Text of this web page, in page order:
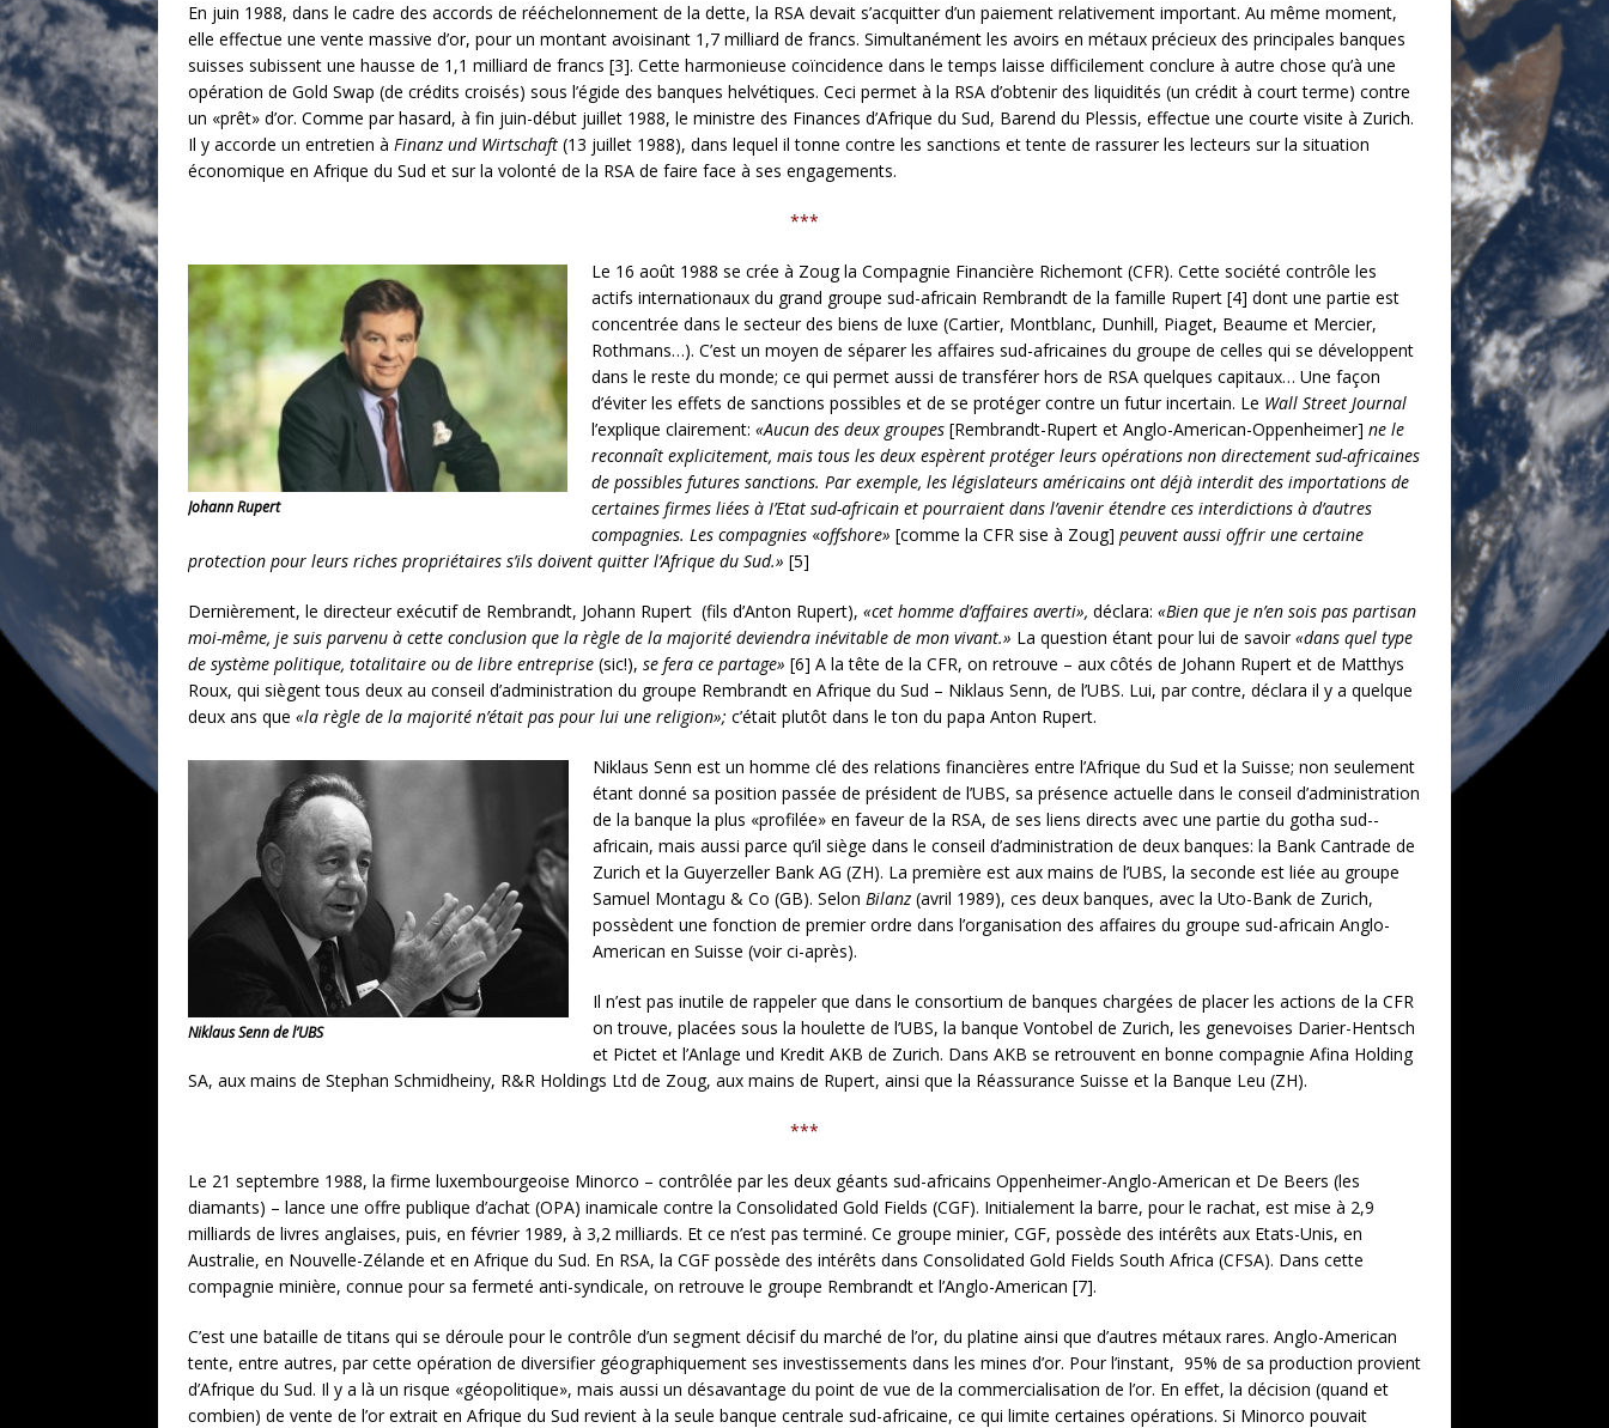
En juin 1988, dans le cadre des accords de rééchelonnement de la dette, la RSA devait s’acquitter d’un paiement relativement important. Au même moment,
elle effectue une vente massive d’or, pour un montant avoisinant 1,7 milliard de francs. Simultanément les avoirs en métaux précieux des principales banques
suisses subissent une hausse de 1,1 milliard de francs [3]. Cette harmonieuse coïncidence dans le temps laisse difficilement conclure à autre chose qu’à une
opération de Gold Swap (de crédits croisés) sous l’égide des banques helvétiques. Ceci permet à la RSA d’obtenir des liquidités (un crédit à court terme) contre
un «prêt» d’or. Comme par hasard, à fin juin-début juillet 1988, le ministre des Finances d’Afrique du Sud, Barend du Plessis, effectue une courte visite à Zurich.
Il y accorde un entretien à Finanz und Wirtschaft (13 juillet 1988), dans lequel il tonne contre les sanctions et tente de rassu­rer les lecteurs sur la situation
écono­mique en Afrique du Sud et sur la volonté de la RSA de faire face à ses engagements.
***
Johann Rupert
Le 16 août 1988 se crée à Zoug la Compagnie Financière Riche­mont (CFR). Cette société contrôle les
actifs internationaux du grand groupe sud-africain Rembrandt de la famille Rupert [4] dont une partie est
concentrée dans le secteur des biens de luxe (Cartier, Montblanc, Dunhill, Piaget, Beaume et Mercier,
Roth­mans…). C’est un moyen de séparer les affaires sud-africaines du groupe de celles qui se développent
dans le reste du monde; ce qui permet aussi de transférer hors de RSA quelques capitaux… Une façon
d’éviter les effets de sanctions possibles et de se protéger contre un futur incertain. Le Wall Street Journal
l’explique claire­ment: «Aucun des deux groupes [Rembrandt-Rupert et Anglo-Ameri­can-Oppenheimer] ne le
reconnaît explicitement, mais tous les deux espèrent protéger leurs opérations non directement sud-africaines
de possibles futures sanctions. Par exemple, les législateurs américains ont déjà interdit des importations de
certaines firmes liées à I’Etat sud-­africain et pourraient dans l’avenir étendre ces interdictions à d’autres
compagnies. Les compagnies «off­shore» [comme la CFR sise à Zoug] peuvent aussi offrir une certaine
protection pour leurs riches proprié­taires s’ils doivent quitter l’Afrique du Sud.» [5]
Dernièrement, le directeur exécutif de Rembrandt, Johann Rupert (fils d’Anton Rupert), «cet homme d’affaires averti», déclara: «Bien que je n’en sois pas partisan
moi-même, je suis parvenu à cette conclusion que la règle de la majorité deviendra inévitable de mon vivant.» La question étant pour lui de savoir«dans quel type
de système politique, totalitaire ou de libre entreprise (sic!), se fera ce partage» [6] A la tête de la CFR, on retrouve – aux côtés de Johann Rupert et de Matthys
Roux, qui siègent tous deux au conseil d’administration du groupe Rembrandt en Afrique du Sud – Niklaus Senn, de l’UBS. Lui, par contre, déclara il y a quelque
deux ans que «la règle de la majorité n’était pas pour lui une religion»; c’était plutôt dans le ton du papa Anton Rupert.
Niklaus Senn de l’UBS
Niklaus Senn est un homme clé des relations financières entre l’Afri­que du Sud et la Suisse; non seule­ment
étant donné sa position passée de président de l’UBS, sa présence actuelle dans le conseil d’adminis­tration
de la banque la plus «profilée» en faveur de la RSA, de ses liens directs avec une partie du gotha sud-­
africain, mais aussi parce qu’il siège dans le conseil d’administration de deux banques: la Bank Cantrade de
Zurich et la Guyerzeller Bank AG (ZH). La première est aux mains de l’UBS, la seconde est liée au groupe
Samuel Montagu & Co (GB). Selon Bilanz (avril 1989), ces deux ban­ques, avec la Uto-Bank de Zurich,
possèdent une fonction de premier ordre dans l’organisation des affaires du groupe sud-africain Anglo-
Ame­rican en Suisse (voir ci-après).
Il n’est pas inutile de rappeler que dans le consortium de banques char­gées de placer les actions de la CFR
on trouve, placées sous la houlette de l’UBS, la banque Vontobel de Zu­rich, les genevoises Darier-Hentsch
et Pictet et l’Anlage und Kredit AKB de Zurich. Dans AKB se retrou­vent en bonne compagnie Afina Holding
SA, aux mains de Stephan Schmidheiny, R&R Holdings Ltd de Zoug, aux mains de Rupert, ainsi que la Réassurance Suisse et la Banque Leu (ZH).
***
Le 21 septembre 1988, la firme luxembourgeoise Minorco – con­trôlée par les deux géants sud-afri­cains Oppenheimer-Anglo-Ameri­can et De Beers (les
diamants) – lance une offre publique d’achat (OPA) inamicale contre la Consoli­dated Gold Fields (CGF). Initiale­ment la barre, pour le rachat, est mise à 2,9
milliards de livres anglaises, puis, en février 1989, à 3,2 milliards. Et ce n’est pas terminé. Ce groupe minier, CGF, possède des intérêts aux Etats-Unis, en
Australie, en Nou­velle-Zélande et en Afrique du Sud. En RSA, la CGF possède des intérêts dans Consolidated Gold Fields South Africa (CFSA). Dans cette
compa­gnie minière, connue pour sa fermeté anti-syndicale, on retrouve le groupe Rembrandt et l’Anglo-American [7].
C’est une bataille de titans qui se déroule pour le contrôle d’un seg­ment décisif du marché de l’or, du platine ainsi que d’autres métaux ra­res. Anglo-American
tente, entre autres, par cette opération de diversifier géographiquement ses investissements dans les mines d’or. Pour l’instant, 95% de sa production provient
d’Afrique du Sud. Il y a là un risque «géopolitique», mais aussi un désavantage du point de vue de la commercialisation de l’or. En effet, la décision (quand et
combien) de vente de l’or extrait en Afrique du Sud revient à la seule banque centrale sud­-africaine, ce qui limite certaines opé­rations. Si Minorco pouvait